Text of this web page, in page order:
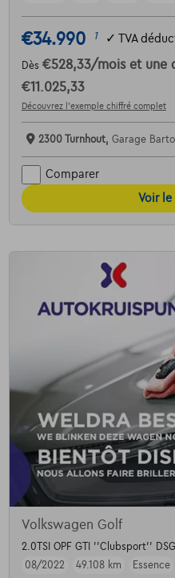
€34.990 1 ✓ TVA
Dès €528,33/mois et une
€11.025,33
Découvrez l’exemple chiffré complet
2300 Turnhout, Garage Barto
Comparer
Voir le
Volkswagen Golf
2.0TSI OPF GTI ''Clubsport''
08/2022
49.108 km Essence